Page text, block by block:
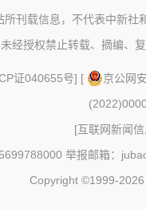
所刊载信息，不代表中新社
未经授权禁止转载、摘编、
证040655号] [
京公网
[互联网新闻
举报邮箱：
Copyright ©1999-